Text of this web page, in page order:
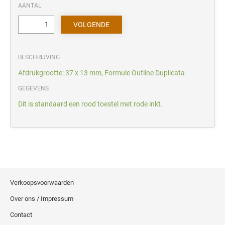
AANTAL
BESCHRIJVING
Afdrukgrootte: 37 x 13 mm, Formule Outline Duplicata
GEGEVENS
Dit is standaard een rood toestel met rode inkt.
Verkoopsvoorwaarden
Over ons / Impressum
Contact